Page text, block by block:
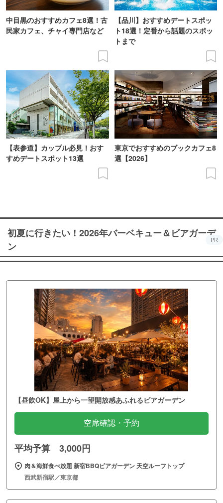
中目黒のおすすめカフェ8選！古
民家カフェ、チャイ専門店など
【品川】おすすめデートスポッ
ト18選！定番から話題のスポッ
トまで
【表参道】カップル必見！おす
すめデートスポット13選
東京でおすすめのブックカフェ8
選【2026】
初夏に行きたい！2026年バーベキュー＆ビアガーデ
ン
PR
【昼飲OK】屋上から一望開放感あふれるビアガーデン
空席確認・予約
平均予算 3,000円
肉＆海鮮食べ放題 新宿BBQビアガーデン 天空ルーフトップ
西武新宿駅／東京都